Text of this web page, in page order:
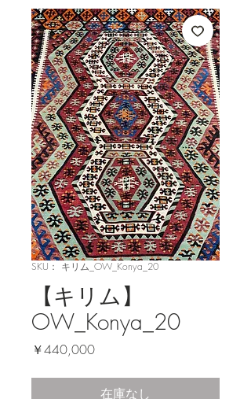
SKU： キリム_OW_Konya_20
【キリム】
OW_Konya_20
￥440,000価
在庫なし